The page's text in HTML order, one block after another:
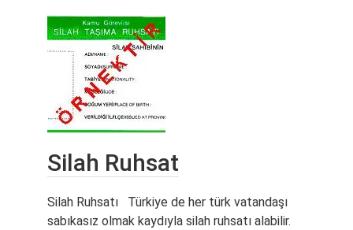
Silah Ruhsat
Silah Ruhsatı Türkiye de her türk vatandaşı
sabıkasız olmak kaydıyla silah ruhsatı alabilir.